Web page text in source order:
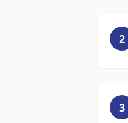
2
3